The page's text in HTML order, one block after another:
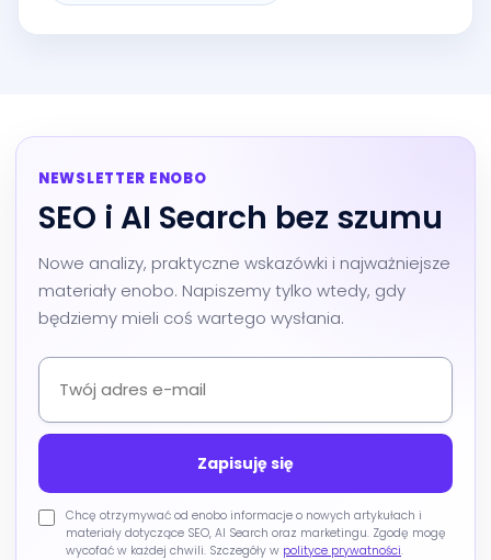
NEWSLETTER ENOBO
SEO i AI Search bez szumu
Nowe analizy, praktyczne wskazówki i najważniejsze
materiały enobo. Napiszemy tylko wtedy, gdy
będziemy mieli coś wartego wysłania.
Chcę otrzymywać od enobo informacje o nowych artykułach i
materiały dotyczące SEO, AI Search oraz marketingu. Zgodę mogę
wycofać w każdej chwili. Szczegóły w polityce prywatności.